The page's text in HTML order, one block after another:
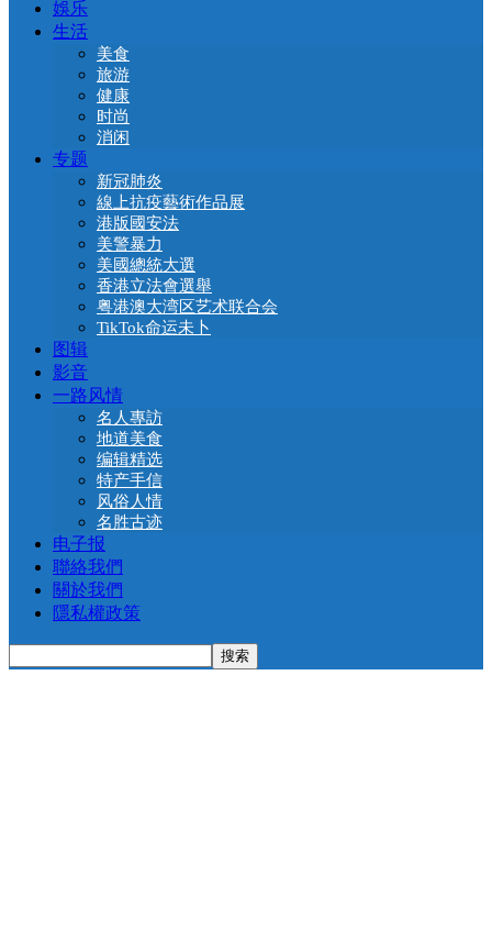
娛乐
生活
美食
旅游
健康
时尚
消闲
专题
新冠肺炎
線上抗疫藝術作品展
港版國安法
美警暴力
美國總統大選
香港立法會選舉
粤港澳大湾区艺术联合会
TikTok命运未卜
图辑
影音
一路风情
名人專訪
地道美食
编辑精选
特产手信
风俗人情
名胜古迹
电子报
聯絡我們
關於我們
隱私權政策